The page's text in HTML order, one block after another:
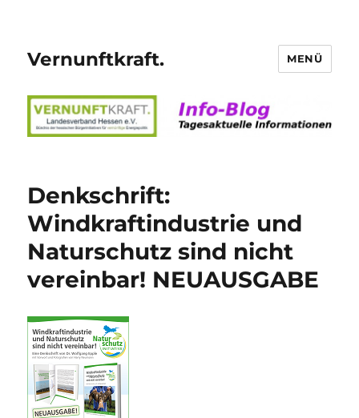
Vernunftkraft. MENÜ
Denkschrift:
Windkraftindustrie und
Naturschutz sind nicht
vereinbar! NEUAUSGABE